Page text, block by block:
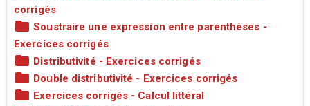
corrigés
Soustraire une expression entre parenthèses -
Exercices corrigés
Distributivité - Exercices corrigés
Double distributivité - Exercices corrigés
Exercices corrigés - Calcul littéral